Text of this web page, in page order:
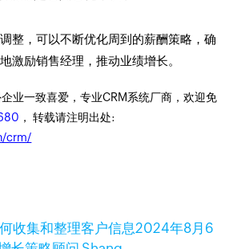
整，可以不断优化周到的薪酬策略，确
激励销售经理，推动业绩增长。
业一致喜爱，专业CRM系统厂商，欢迎免
， 转载请注明出处:
crm/
收集和整理客户信息2024年8月6